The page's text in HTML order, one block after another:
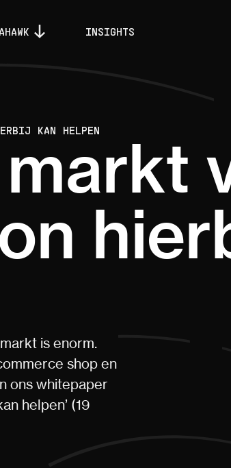
INSIGHTS
KAN HELPEN
is enorm.
shop en
ons whitepaper
helpen’ (19